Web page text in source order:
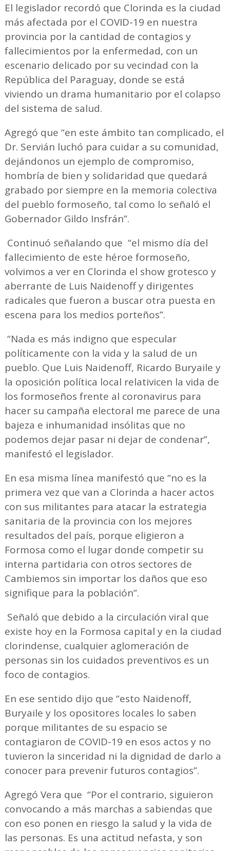
El legislador recordó que Clorinda es la ciudad
más afectada por el COVID-19 en nuestra
provincia por la cantidad de contagios y
fallecimientos por la enfermedad, con un
escenario delicado por su vecindad con la
República del Paraguay, donde se está
viviendo un drama humanitario por el colapso
del sistema de salud.
Agregó que “en este ámbito tan complicado, el
Dr. Servián luchó para cuidar a su comunidad,
dejándonos un ejemplo de compromiso,
hombría de bien y solidaridad que quedará
grabado por siempre en la memoria colectiva
del pueblo formoseño, tal como lo señaló el
Gobernador Gildo Insfrán”.
Continuó señalando que “el mismo día del
fallecimiento de este héroe formoseño,
volvimos a ver en Clorinda el show grotesco y
aberrante de Luis Naidenoff y dirigentes
radicales que fueron a buscar otra puesta en
escena para los medios porteños”.
“Nada es más indigno que especular
políticamente con la vida y la salud de un
pueblo. Que Luis Naidenoff, Ricardo Buryaile y
la oposición política local relativicen la vida de
los formoseños frente al coronavirus para
hacer su campaña electoral me parece de una
bajeza e inhumanidad insólitas que no
podemos dejar pasar ni dejar de condenar”,
manifestó el legislador.
En esa misma línea manifestó que “no es la
primera vez que van a Clorinda a hacer actos
con sus militantes para atacar la estrategia
sanitaria de la provincia con los mejores
resultados del país, porque eligieron a
Formosa como el lugar donde competir su
interna partidaria con otros sectores de
Cambiemos sin importar los daños que eso
signifique para la población”.
Señaló que debido a la circulación viral que
existe hoy en la Formosa capital y en la ciudad
clorindense, cualquier aglomeración de
personas sin los cuidados preventivos es un
foco de contagios.
En ese sentido dijo que “esto Naidenoff,
Buryaile y los opositores locales lo saben
porque militantes de su espacio se
contagiaron de COVID-19 en esos actos y no
tuvieron la sinceridad ni la dignidad de darlo a
conocer para prevenir futuros contagios”.
Agregó Vera que “Por el contrario, siguieron
convocando a más marchas a sabiendas que
con eso ponen en riesgo la salud y la vida de
las personas. Es una actitud nefasta, y son